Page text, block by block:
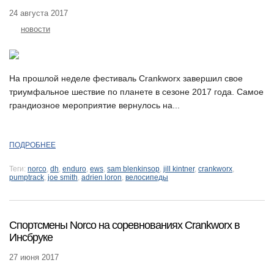
24 августа 2017
новости
На прошлой неделе фестиваль Crankworx завершил свое
триумфальное шествие по планете в сезоне 2017 года. Самое
грандиозное мероприятие вернулось на...
ПОДРОБНЕЕ
Теги: norco, dh, enduro, ews, sam blenkinsop, jill kintner, crankworx,
pumptrack, joe smith, adrien loron, велосипеды
Спортсмены Norco на соревнованиях Crankworx в
Инсбруке
27 июня 2017